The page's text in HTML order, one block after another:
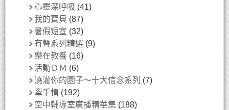
心靈深呼吸 (41)
我的寶貝 (87)
暑假短宣 (32)
有聲系列精選 (9)
樂在教養 (16)
活動ＤＭ (6)
澆灌你的園子～十大信念系列 (7)
牽手情 (192)
空中輔導室廣播精華集 (188)